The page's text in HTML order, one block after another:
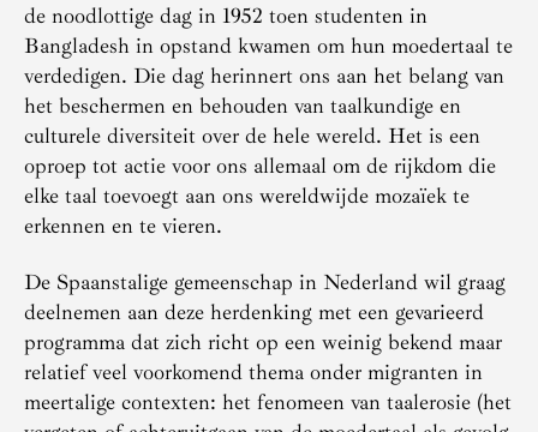
de noodlottige dag in 1952 toen studenten in
Bangladesh in opstand kwamen om hun moedertaal te
verdedigen. Die dag herinnert ons aan het belang van
het beschermen en behouden van taalkundige en
culturele diversiteit over de hele wereld. Het is een
oproep tot actie voor ons allemaal om de rijkdom die
elke taal toevoegt aan ons wereldwijde mozaïek te
erkennen en te vieren.
De Spaanstalige gemeenschap in Nederland wil graag
deelnemen aan deze herdenking met een gevarieerd
programma dat zich richt op een weinig bekend maar
relatief veel voorkomend thema onder migranten in
meertalige contexten: het fenomeen van taalerosie (het